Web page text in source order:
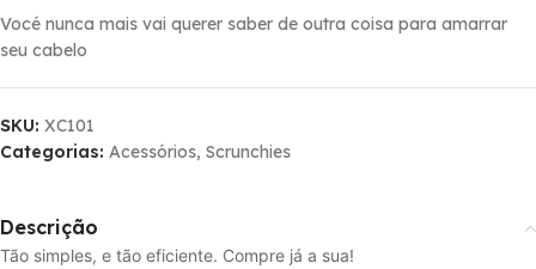
Vocé nunca mais vai querer saber de outra coisa para amarrar
seu cabelo
SKU: XC101
Categorias: Acessórios, Scrunchies
Descrição
Tão simples, e tão eficiente. Compre já a sua!